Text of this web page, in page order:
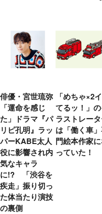
俳優・宮世琉弥
「運命を感じ
た」ドラマ『パ
リピ孔明』ラッ
パーKABE太人
役に影響され内
気なキャラ
に!? 「渋谷を
疾走」振り切っ
た体当たり演技
の裏側
「めちゃ×2
てるッ！」
ラストレー
は「働く車
門絵本作家
っていた！